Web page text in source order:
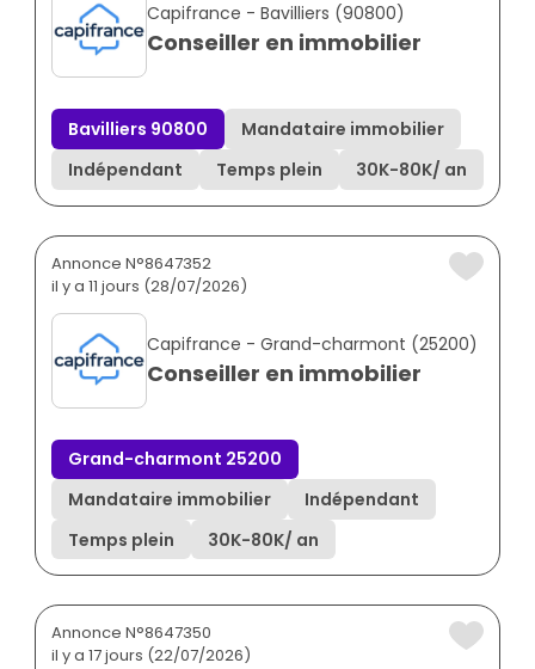
Capifrance - Bavilliers (90800)
Conseiller en immobilier
Bavilliers 90800
Mandataire immobilier
Indépendant
Temps plein 30K-80K/ an
Annonce N°8647352
il y a 11 jours (28/07/2026)
Capifrance - Grand-charmont (25200)
Conseiller en immobilier
Grand-charmont 25200
Mandataire immobilier
Indépendant
Temps plein
30K-80K/ an
Annonce N°8647350
il y a 17 jours (22/07/2026)